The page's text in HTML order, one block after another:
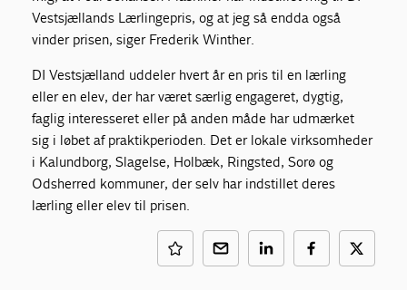
Vestsjællands Lærlingepris, og at jeg så endda også
vinder prisen, siger Frederik Winther.
DI Vestsjælland uddeler hvert år en pris til en lærling
eller en elev, der har været særlig engageret, dygtig,
faglig interesseret eller på anden måde har udmærket
sig i løbet af praktikperioden. Det er lokale virksomheder
i Kalundborg, Slagelse, Holbæk, Ringsted, Sorø og
Odsherred kommuner, der selv har indstillet deres
lærling eller elev til prisen.